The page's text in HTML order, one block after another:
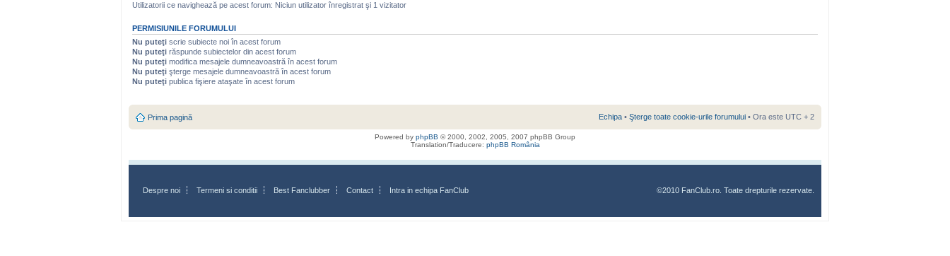
Utilizatorii ce navighează pe acest forum: Niciun utilizator înregistrat şi 1 vizitator
PERMISIUNILE FORUMULUI
Nu puteţi scrie subiecte noi în acest forum
Nu puteţi răspunde subiectelor din acest forum
Nu puteţi modifica mesajele dumneavoastră în acest forum
Nu puteţi şterge mesajele dumneavoastră în acest forum
Nu puteţi publica fişiere ataşate în acest forum
Prima pagină Echipa • Şterge toate cookie-urile forumului • Ora este UTC + 2
Powered by phpBB © 2000, 2002, 2005, 2007 phpBB Group
Translation/Traducere: phpBB România
Despre noi Termeni si conditii Best Fanclubber Contact Intra in echipa FanClub ©2010 FanClub.ro. Toate drepturile rezervate.